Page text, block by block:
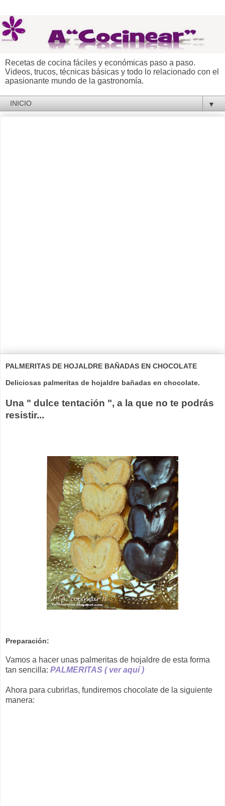
Recetas de cocina fáciles y económicas paso a paso.
Videos, trucos, técnicas básicas y todo lo relacionado con el
apasionante mundo de la gastronomía.
▼
PALMERITAS DE HOJALDRE BAÑADAS EN CHOCOLATE
Deliciosas palmeritas de hojaldre bañadas en chocolate.
Una " dulce tentación ", a la que no te podrás
resistir...
Preparación:
Vamos a hacer unas palmeritas de hojaldre de esta forma
tan sencilla: PALMERITAS ( ver aquí )
Ahora para cubrirlas, fundiremos chocolate de la siguiente
manera: